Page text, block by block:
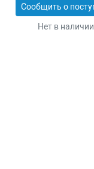
Нет в наличии